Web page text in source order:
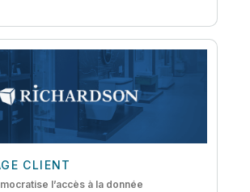
CLIENT
l’accès à la donnée